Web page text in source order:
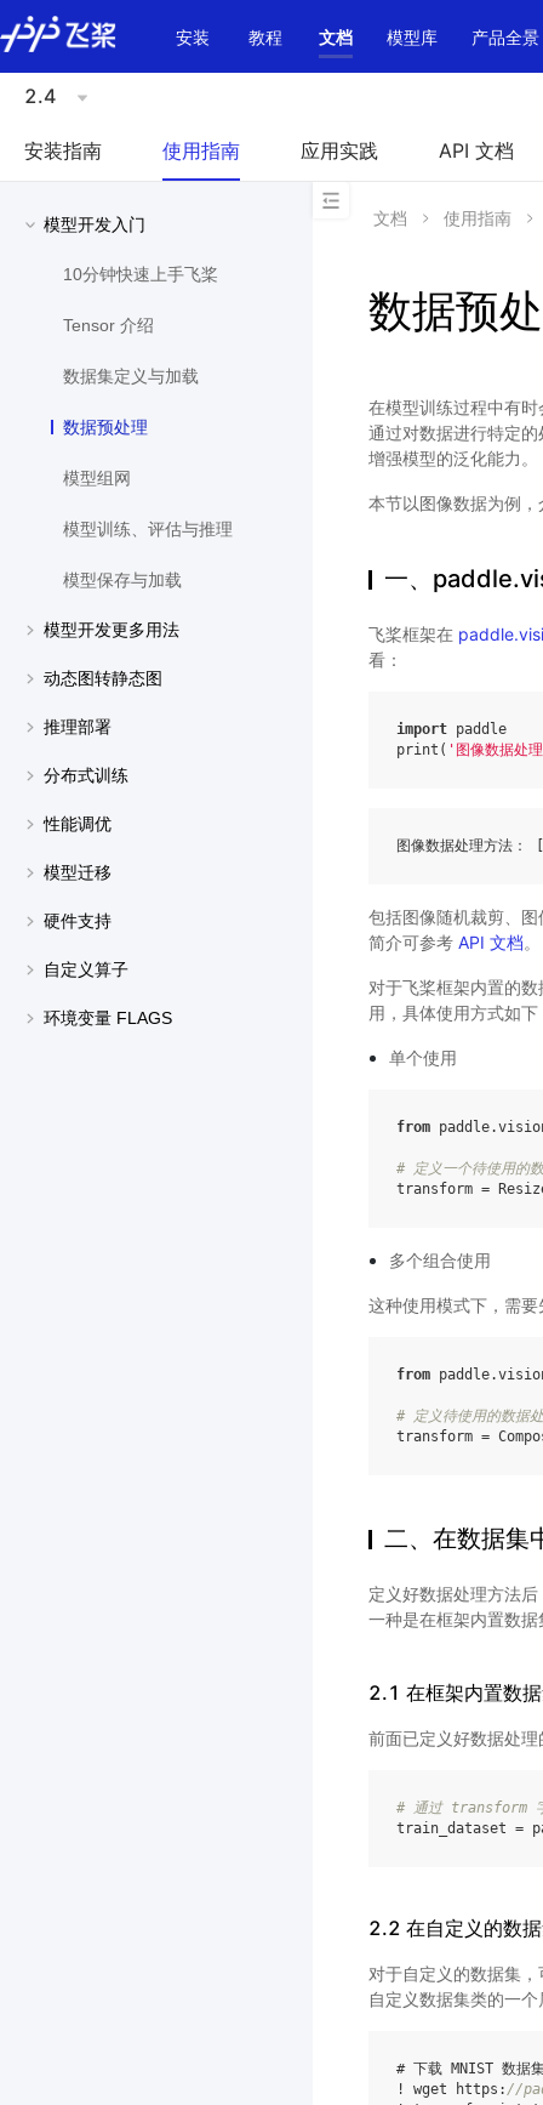
\u200E
安装
教程 文档 模型库 产品全景
2.4
安装指南 使用指南 应用实践 API 文档
模型开发入门
10分钟快速上手飞桨
Tensor 介绍
数据集定义与加载
数据预处理
模型组网
模型训练、评估与推理
模型保存与加载
模型开发更多用法
动态图转静态图
推理部署
分布式训练
性能调优
模型迁移
硬件支持
自定义算子
环境变量 FLAGS
文档 使用指南
数据预
在模型训练过程中有
通过对数据进行特定
增强模型的泛化能力。
本节以图像数据为例
一、
飞桨框架在
看：
import paddle
print ( '图像数据处
图像数据处理方法：
包括图像随机裁剪、
简介可参考 API 文档。
对于飞桨框架内置的
用，具体使用方式如下
单个使用
from
# 定义一个待使用的
transform =
多个组合使用
这种使用模式下，需
from
# 定义待使用的数据
transform =
二、在数据集
定义好数据处理方法
一种是在框架内置数
2.1 在框架内置数
前面已定义好数据处
# 通过 transform 字
train_dataset =
2.2 在自定义的数
对于自定义的数据集
自定义数据集类的一
# 下载 MNIST 数据
! wget https: //